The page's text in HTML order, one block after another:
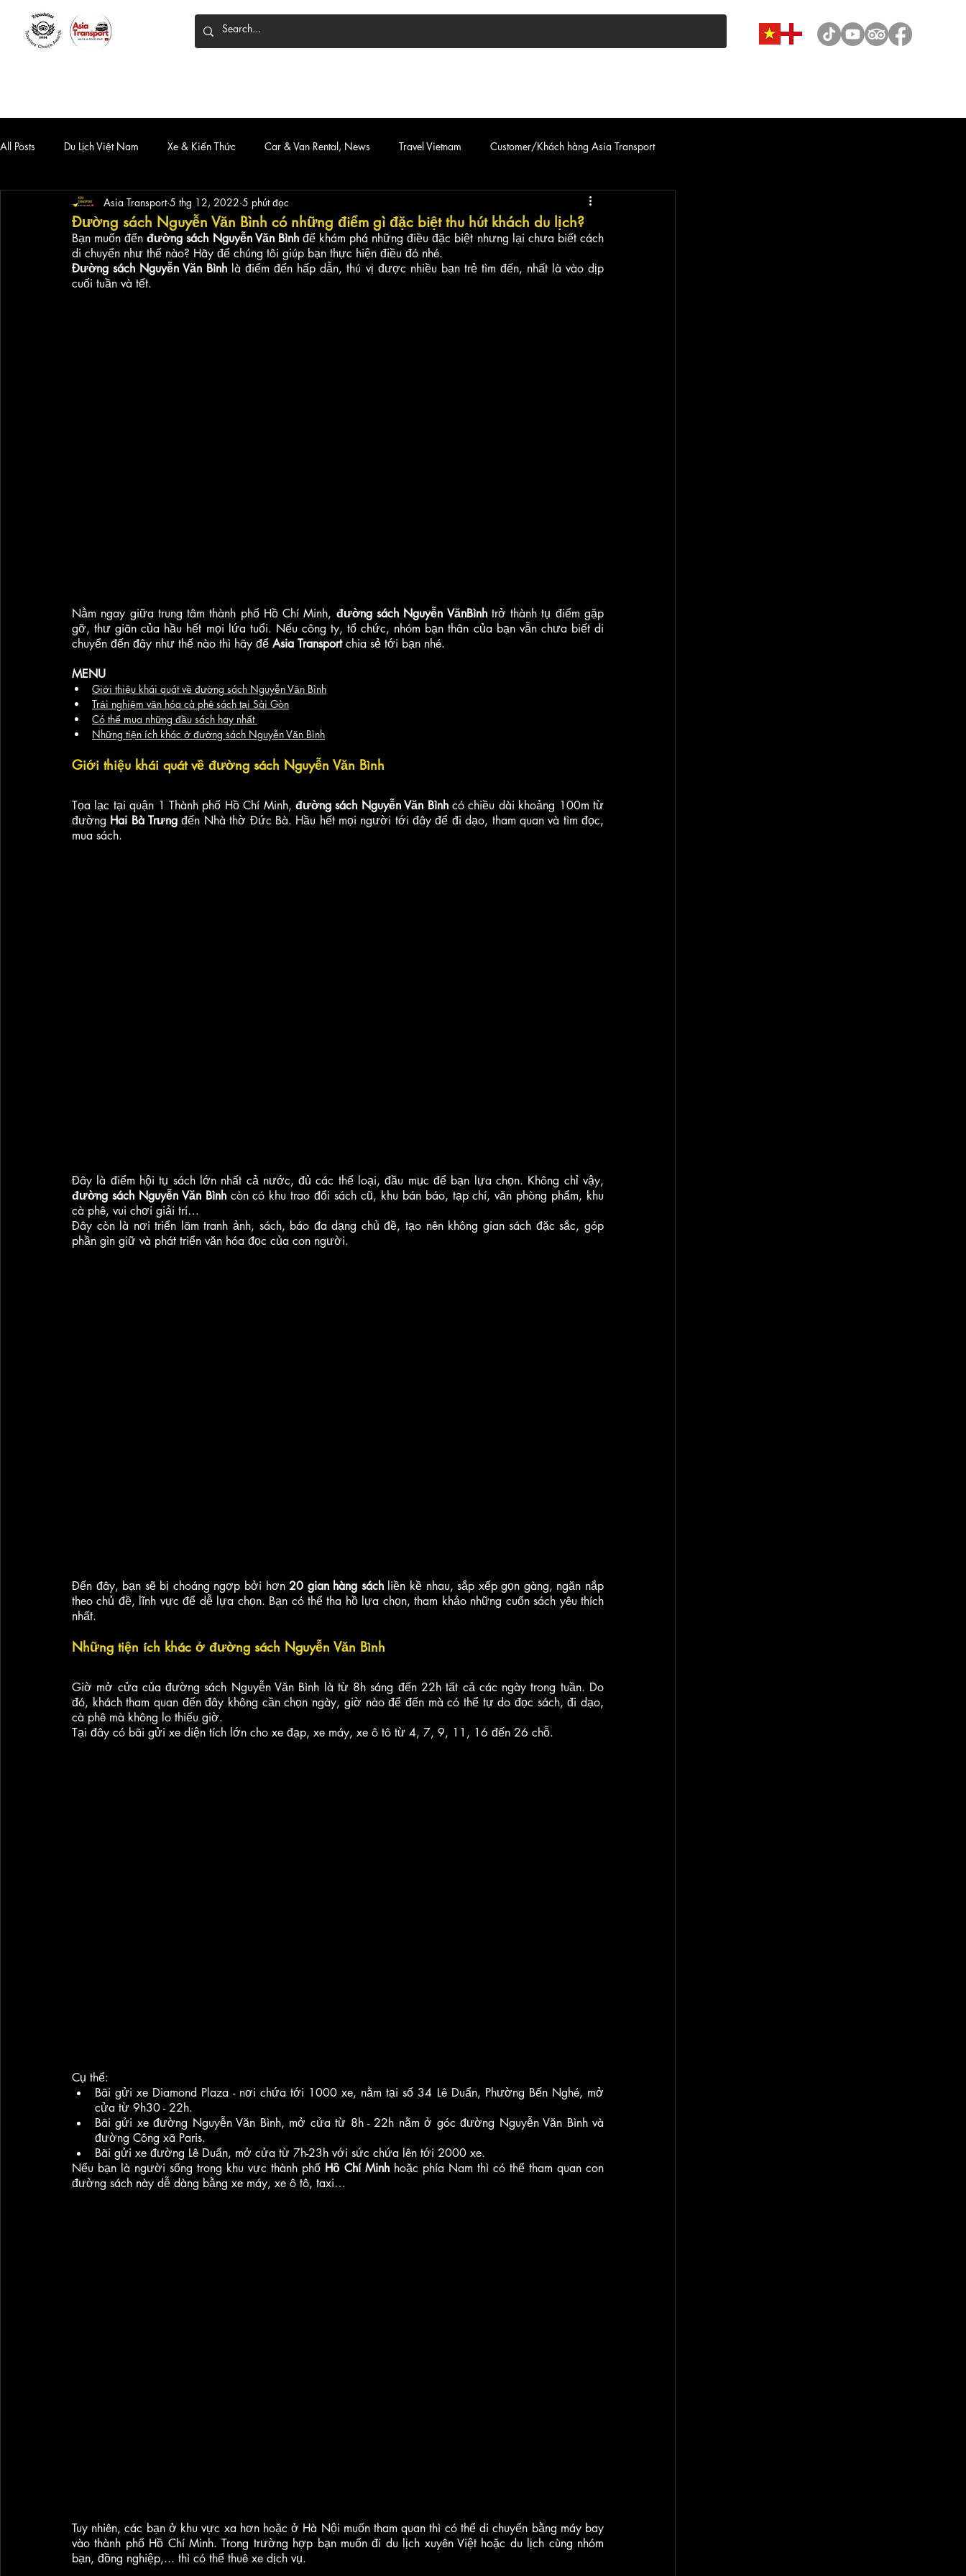
All Posts Du Lịch Việt Nam Xe & Kiến Thức Car & Van Rental, News Travel Vietnam Customer/Khách hàng Asia Transport
Đường sách Nguyễn Văn Bình có những điểm gì đặc biệt thu hút khách du lịch?
Asia Transport 5 thg 12, 2022 5 phút đọc
Bạn muốn đến đường sách Nguyễn Văn Bình để khám phá những điều đặc biệt nhưng lại chưa biết cách
di chuyển như thế nào? Hãy để chúng tôi giúp bạn thực hiện điều đó nhé.
Đường sách Nguyễn Văn Bình là điểm đến hấp dẫn, thú vị được nhiều bạn trẻ tìm đến, nhất là vào dịp
cuối tuần và tết.
Nằm ngay giữa trung tâm thành phố Hồ Chí Minh, đường sách Nguyễn VănBình trở thành tụ điểm gặp
gỡ, thư giãn của hầu hết mọi lứa tuổi. Nếu công ty, tổ chức, nhóm bạn thân của bạn vẫn chưa biết di
chuyển đến đây như thế nào thì hãy để Asia Transport chia sẻ tới bạn nhé.
MENU
Giới thiệu khái quát về đường sách Nguyễn Văn Bình
Trải nghiệm văn hóa cà phê sách tại Sài Gòn
Có thể mua những đầu sách hay nhất
Những tiện ích khác ở đường sách Nguyễn Văn Bình
Giới thiệu khái quát về đường sách Nguyễn Văn Bình
Tọa lạc tại quận 1 Thành phố Hồ Chí Minh, đường sách Nguyễn Văn Bình có chiều dài khoảng 100m từ
đường Hai Bà Trưng đến Nhà thờ Đức Bà. Hầu hết mọi người tới đây để đi dạo, tham quan và tìm đọc,
mua sách.
đường sách Nguyễn Văn Bình còn có khu trao đổi sách cũ, khu bán báo, tạp chí, văn phòng phẩm, khu
cà phê, vui chơi giải trí…
Đây còn là nơi triển lãm tranh ảnh, sách, báo đa dạng chủ đề, tạo nên không gian sách đặc sắc, góp
phần gìn giữ và phát triển văn hóa đọc của con người.
Đến đây, bạn sẽ bị choáng ngợp bởi hơn 20 gian hàng sách liền kề nhau, sắp xếp gọn gàng, ngăn nắp
theo chủ đề, lĩnh vực để dễ lựa chọn. Bạn có thể tha hồ lựa chọn, tham khảo những cuốn sách yêu thích
nhất.
Những tiện ích khác ở đường sách Nguyễn Văn Bình
Giờ mở cửa của đường sách Nguyễn Văn Bình là từ 8h sáng đến 22h tất cả các ngày trong tuần. Do
đó, khách tham quan đến đây không cần chọn ngày, giờ nào để đến mà có thể tự do đọc sách, đi dạo,
cà phê mà không lo thiếu giờ.
Tại đây có bãi gửi xe diện tích lớn cho xe đạp, xe máy, xe ô tô từ 4, 7, 9, 11, 16 đến 26 chỗ.
Cụ thể:
Bãi gửi xe Diamond Plaza - nơi chứa tới 1000 xe, nằm tại số 34 Lê Duẩn, Phường Bến Nghé, mở
cửa từ 9h30 - 22h.
Bãi gửi xe đường Nguyễn Văn Bình, mở cửa từ 8h - 22h nằm ở góc đường Nguyễn Văn Bình và
đường Công xã Paris.
Bãi gửi xe đường Lê Duẩn, mở cửa từ 7h-23h với sức chứa lên tới 2000 xe.
Nếu bạn là người sống trong khu vực thành phố Hồ Chí Minh hoặc phía Nam thì có thể tham quan con
đường sách này dễ dàng bằng xe máy, xe ô tô, taxi…
Tuy nhiên, các bạn ở khu vực xa hơn hoặc ở Hà Nội muốn tham quan thì có thể di chuyển bằng máy bay
vào thành phố Hồ Chí Minh. Trong trường hợp bạn muốn đi du lịch xuyên Việt hoặc du lịch cùng nhóm
bạn, đồng nghiệp,... thì có thể thuê xe dịch vụ.